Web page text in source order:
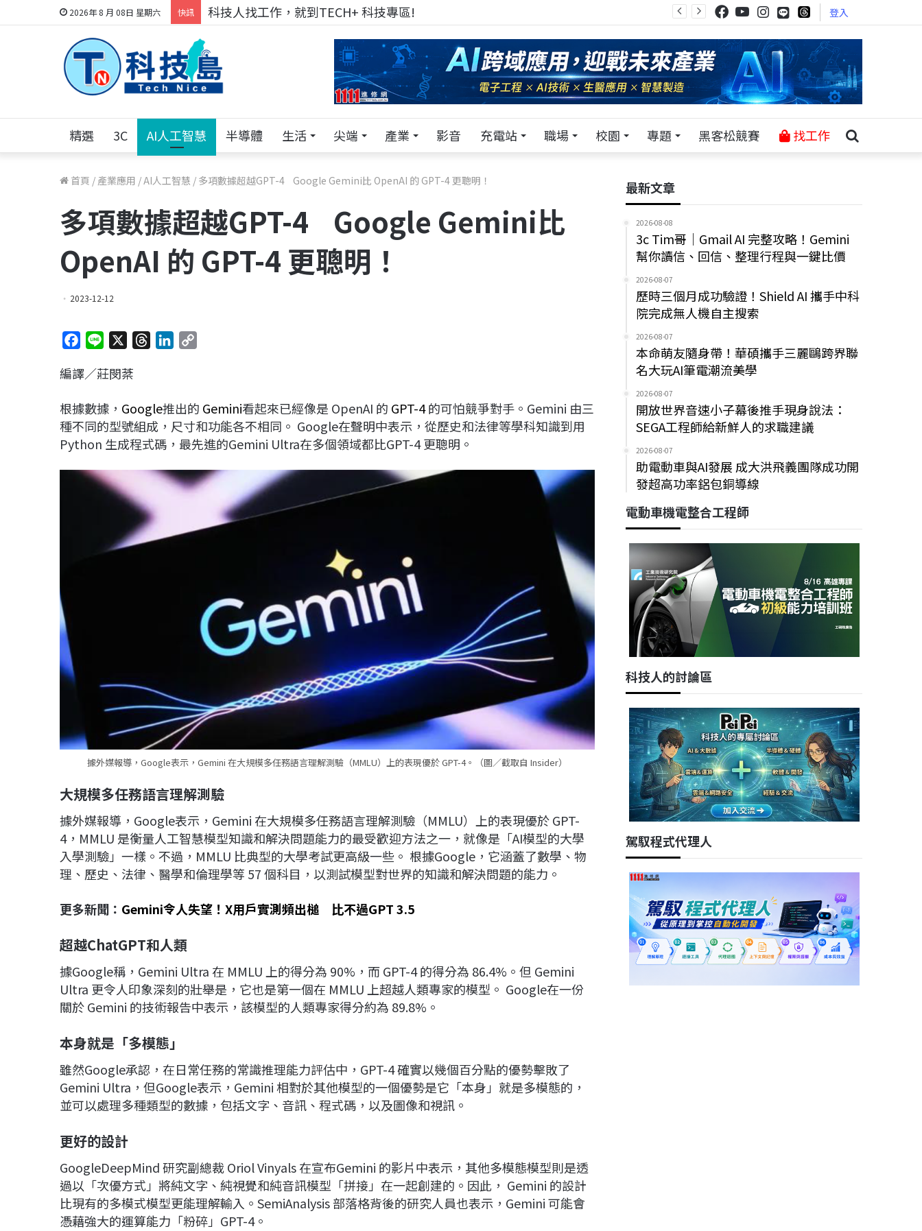
2026年 8 月 08日 星期六 快訊 跨世代的技術對話！來 Pei Pei 科技專區，用專業洞察引領學弟妹成長 登入
精選 3C AI人工智慧 半導體 生活 尖端 產業 影音 充電站 職場 校園 專題 黑客松競賽 找工作
首頁 / 產業應用 /AI人工智慧 / 多項數據超越GPT-4 Google Gemini比 OpenAI 的 GPT-4 更聰明！
多項數據超越GPT-4 Google Gemini比
OpenAI 的 GPT-4 更聰明！
2023-12-12
c
b
o
o
n
a
d
s
e
d
I
L
i
n
編譯／莊閔棻
根據數據， Google推出的 Gemini看起來已經像是 OpenAI 的 GPT-4的可怕競爭對手。Gemini 由三
種不同的型號組成，尺寸和功能各不相同。 Google在聲明中表示，從歷史和法律等學科知識到用
Python 生成程式碼，最先進的Gemini Ultra在多個領域都比GPT-4 更聰明。
據外媒報導，Google表示，Gemini 在大規模多任務語言理解測驗（MMLU）上的表現優於 GPT-4。（圖／截取自 Insider）
大規模多任務語言理解測驗
據外媒報導，Google表示，Gemini 在大規模多任務語言理解測驗（MMLU）上的表現優於 GPT-
4，MMLU 是衡量人工智慧模型知識和解決問題能力的最受歡迎方法之一，就像是「AI模型的大學
入學測驗」一樣。不過，MMLU 比典型的大學考試更高級一些。 根據Google，它涵蓋了數學、物
理、歷史、法律、醫學和倫理學等 57 個科目，以測試模型對世界的知識和解決問題的能力。
更多新聞： Gemini令人失望！X用戶實測頻出槌 比不過GPT 3.5
超越ChatGPT和人類
據Google稱，Gemini Ultra 在 MMLU 上的得分為 90%，而 GPT-4 的得分為 86.4%。但 Gemini
Ultra 更令人印象深刻的壯舉是，它也是第一個在 MMLU 上超越人類專家的模型。 Google在一份
關於 Gemini 的技術報告中表示，該模型的人類專家得分約為 89.8%。
本身就是「多模態」
雖然Google承認，在日常任務的常識推理能力評估中，GPT-4 確實以幾個百分點的優勢擊敗了
Gemini Ultra，但Google表示，Gemini 相對於其他模型的一個優勢是它「本身」就是多模態的，
並可以處理多種類型的數據，包括文字、音訊、程式碼，以及圖像和視訊。
更好的設計
GoogleDeepMind 研究副總裁 Oriol Vinyals 在宣布Gemini 的影片中表示，其他多模態模型則是透
過以「次優方式」將純文字、純視覺和純音訊模型「拼接」在一起創建的。因此， Gemini 的設計
比現有的多模式模型更能理解輸入。SemiAnalysis 部落格背後的研究人員也表示，Gemini 可能會
憑藉強大的運算能力「粉碎」GPT-4。
最新文章
2026-08-08
3c Tim哥｜Gmail AI 完整攻略！Gemini
幫你讀信、回信、整理行程與一鍵比價
2026-08-07
歷時三個月成功驗證！Shield AI 攜手中科
院完成無人機自主搜索
2026-08-07
本命萌友隨身帶！華碩攜手三麗鷗跨界聯
名大玩AI筆電潮流美學
2026-08-07
開放世界音速小子幕後推手現身說法：
SEGA工程師給新鮮人的求職建議
2026-08-07
助電動車與AI發展 成大洪飛義團隊成功開
發超高功率鋁包銅導線
電動車機電整合工程師
科技人的討論區
駕馭程式代理人